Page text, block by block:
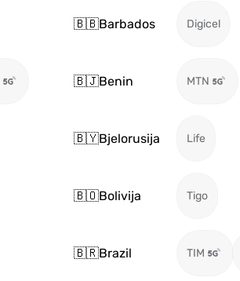
🇧🇧Barbados Digicel
🇧🇯Benin MTN
🇧🇾Bjelorusija Life
🇧🇴Bolivija Tigo
🇧🇷Brazil TIM